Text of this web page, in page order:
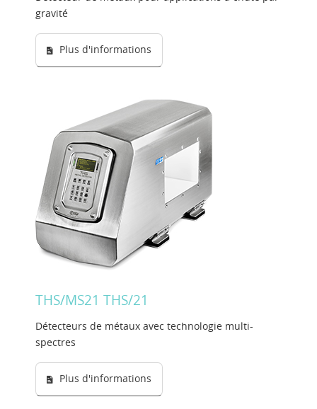
gravité
Plus d'informations
THS/MS21 THS/21
Détecteurs de métaux avec technologie multi-
spectres
Plus d'informations